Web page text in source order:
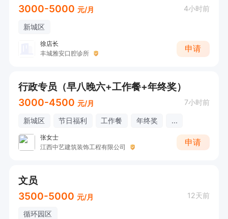
3000-5000 元/月 4小时前
新城区
徐店长
丰城雅安口腔诊所
申请
行政专员（早八晚六+工作餐+年终奖）
3000-4500 元/月 7小时前
新城区 节日福利 工作餐 年终奖 ...
张女士
江西中艺建筑装饰工程有限公司
申请
文员
3500-5000 元/月 12天前
循环园区